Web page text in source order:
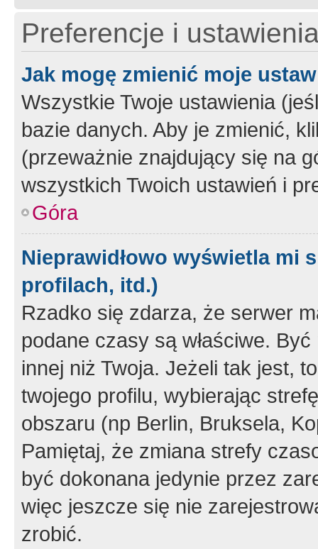
Preferencje i
Jak mogę zmienić moje
Wszystkie Twoje ustawienia
bazie danych. Aby je zmienić,
(przeważnie znajdujący się na
wszystkich Twoich ustawień i
Góra
Nieprawidłowo wyświetla mi
profilach, itd.)
Rzadko się zdarza, że serwer
podane czasy są właściwe.
innej niż Twoja. Jeżeli tak jest,
twojego profilu, wybierając
obszaru (np Berlin, Bruksela,
Pamiętaj, że zmiana strefy
być dokonana jedynie przez
więc jeszcze się nie
zrobić.